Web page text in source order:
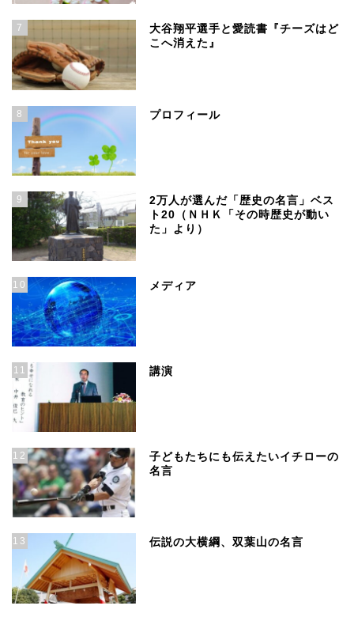
7
大谷翔平選手と愛読書『チーズはど
こへ消えた』
8 プロフィール
9
2万人が選んだ「歴史の名言」ベス
ト20（ＮＨＫ「その時歴史が動い
た」より）
10 メディア
11 講演
12
子どもたちにも伝えたいイチローの
名言
13 伝説の大横綱、双葉山の名言